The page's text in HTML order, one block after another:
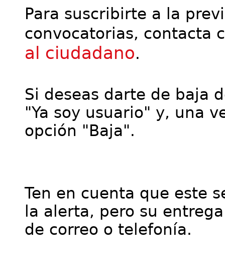
Para suscribirte a la
convocatorias, contacta
al ciudadano.
Si deseas darte de baja
"Ya soy usuario" y, una
opción "Baja".
Ten en cuenta que este
la alerta, pero su
de correo o telefonía.